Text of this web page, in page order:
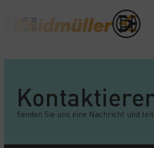
Senden Sie uns eine Nachricht und